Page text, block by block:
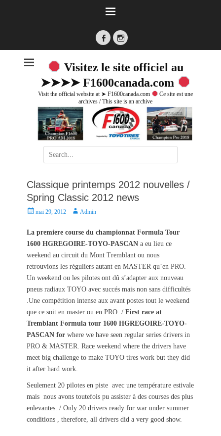
FacebookInstagram
Visitez le site officiel au
➤➤➤➤ F1600canada.com
Visit the official website at ➤ F1600canada.com
Ce site est une
archives / This site is an archive
Search
for:
Classique printemps 2012 nouvelles /
Spring Classic 2012 news
P
s
t
o
n
mai 29, 2012
A
t
h
Admin
La premiere course du championnat Formula Tour
1600 HGREGOIRE-TOYO-PASCAN a eu lieu ce
weekend au circuit du Mont Tremblant ou nous
retrouvions les réguliers autant en MASTER qu’en PRO.
Un weekend ou les pilotes ont dû s’adapter aux nouveau
pneus radiaux TOYO avec succés mais non sans difficultés
.Une compétition intense aux avant postes tout le weekend
que ce soit en master ou en PRO. / First race at
Tremblant Formula tour 1600 HGREGOIRE-TOYO-
PASCAN for where we have seen regular series drivers in
PRO & MASTER. Race weekend where the drivers have
meet big challenge to make TOYO tires work but they did
it after hard work.
Seulement 20 pilotes en piste avec une température estivale
mais nous avons toutefois pu assister à des courses des plus
enlevantes. / Only 20 drivers ready for war under summer
conditions , therefore, all drivers did a very good show.